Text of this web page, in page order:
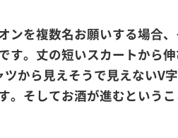
ンを複数名お願いする場合
す。丈の短いスカートから
ツから見えそうで見えないV
。そしてお酒が進むという